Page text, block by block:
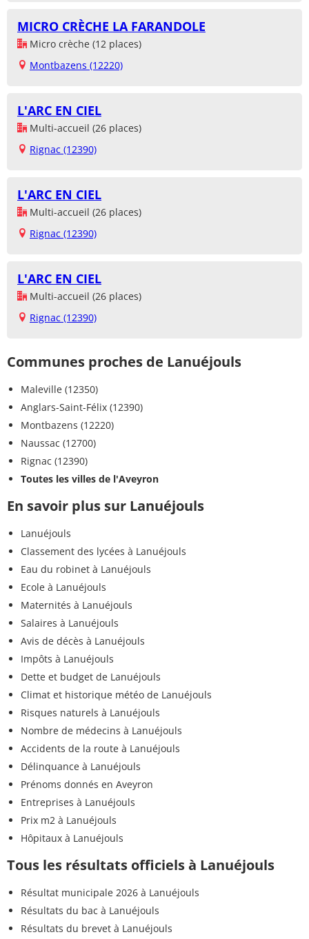
MICRO CRÈCHE LA FARANDOLE
Micro crèche (12 places)
Montbazens (12220)
L'ARC EN CIEL
Multi-accueil (26 places)
Rignac (12390)
L'ARC EN CIEL
Multi-accueil (26 places)
Rignac (12390)
L'ARC EN CIEL
Multi-accueil (26 places)
Rignac (12390)
Communes proches de Lanuéjouls
Maleville (12350)
Anglars-Saint-Félix (12390)
Montbazens (12220)
Naussac (12700)
Rignac (12390)
Toutes les villes de l'Aveyron
En savoir plus sur Lanuéjouls
Lanuéjouls
Classement des lycées à Lanuéjouls
Eau du robinet à Lanuéjouls
Ecole à Lanuéjouls
Maternités à Lanuéjouls
Salaires à Lanuéjouls
Avis de décès à Lanuéjouls
Impôts à Lanuéjouls
Dette et budget de Lanuéjouls
Climat et historique météo de Lanuéjouls
Risques naturels à Lanuéjouls
Nombre de médecins à Lanuéjouls
Accidents de la route à Lanuéjouls
Délinquance à Lanuéjouls
Prénoms donnés en Aveyron
Entreprises à Lanuéjouls
Prix m2 à Lanuéjouls
Hôpitaux à Lanuéjouls
Tous les résultats officiels à Lanuéjouls
Résultat municipale 2026 à Lanuéjouls
Résultats du bac à Lanuéjouls
Résultats du brevet à Lanuéjouls